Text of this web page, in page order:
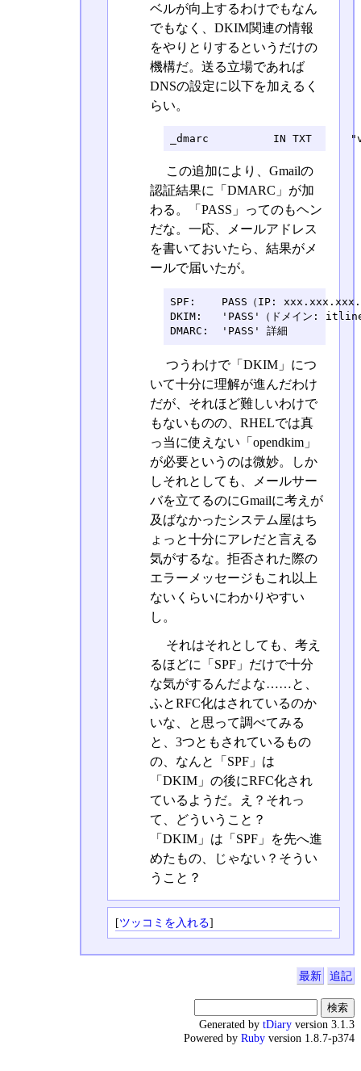
ベルが向上するわけでもなん
でもなく、DKIM関連の情報
をやりとりするというだけの
機構だ。送る立場であれば
DNSの設定に以下を加えるく
らい。
_dmarc          IN TXT
この追加により、Gmailの
認証結果に「DMARC」が加
わる。「PASS」ってのもヘン
だな。一応、メールアドレス
を書いておいたら、結果がメ
ールで届いたが。
SPF:	PASS（IP: xxx.xxx.xxx.xxx）。詳細
DKIM:	'PASS'（ドメイン: itline.jp）詳細
DMARC:	'PASS' 詳細
つうわけで「DKIM」につ
いて十分に理解が進んだわけ
だが、それほど難しいわけで
もないものの、RHELでは真
っ当に使えない「opendkim」
が必要というのは微妙。しか
しそれとしても、メールサー
バを立てるのにGmailに考えが
及ばなかったシステム屋はち
ょっと十分にアレだと言える
気がするな。拒否された際の
エラーメッセージもこれ以上
ないくらいにわかりやすい
し。
それはそれとしても、考え
るほどに「SPF」だけで十分
な気がするんだよな……と、
ふとRFC化はされているのか
いな、と思って調べてみる
と、3つともされているもの
の、なんと「SPF」は
「DKIM」の後にRFC化され
ているようだ。え？それっ
て、どういうこと？
「DKIM」は「SPF」を先へ進
めたもの、じゃない？そうい
うこと？
[ツッコミを入れる]
最新 追記
Generated by tDiary version 3.1.3
Powered by Ruby version 1.8.7-p374